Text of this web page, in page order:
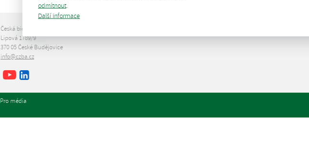
odmítnout.
Další informace
Česká bioplynová asociace
Lipová 1789/9
370 05 České Budějovice
info@czba.cz
Facebook
Youtube
Pro média